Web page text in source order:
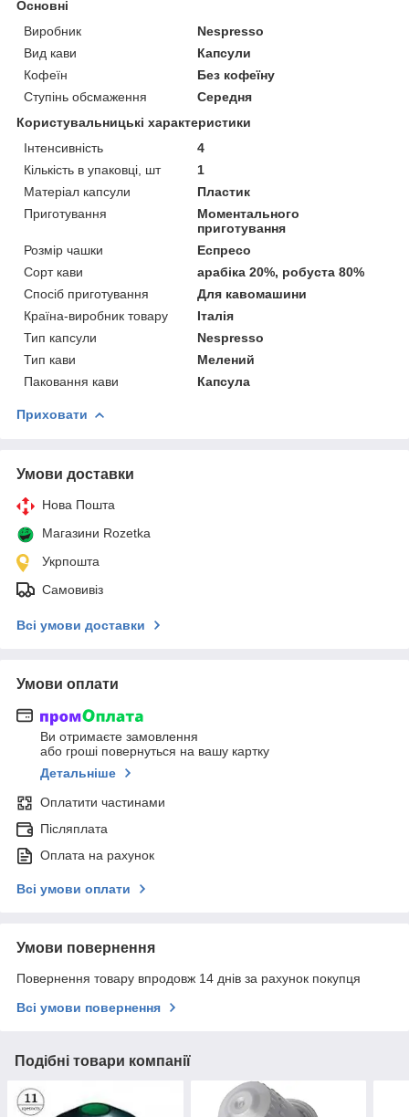
Основні
Виробник
Nespresso
Вид кави
Капсули
Кофеїн
Без кофеїну
Ступінь обсмаження
Середня
Користувальницькі характеристики
Інтенсивність
4
Кількість в упаковці, шт
1
Матеріал капсули
Пластик
Приготування
Моментального
приготування
Розмір чашки
Еспресо
Сорт кави
арабіка 20%, робуста 80%
Спосіб приготування
Для кавомашини
Країна-виробник товару
Італія
Тип капсули
Nespresso
Тип кави
Мелений
Паковання кави
Капсула
Приховати
Умови доставки
Нова Пошта
Магазини Rozetka
Укрпошта
Самовивіз
Всі умови доставки
Умови оплати
Ви отримаєте замовлення
або гроші повернуться на вашу картку
Детальніше
Оплатити частинами
Післяплата
Оплата на рахунок
Всі умови оплати
Умови повернення
Повернення товару впродовж 14 днів за рахунок покупця
Всі умови повернення
Подібні товари компанії